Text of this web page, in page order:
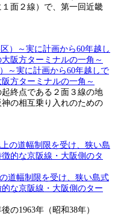
面２線）で、第一回近畿
～実に計画から60年越しで
方ターミナルの一角～
終点である２面３線の地
の相互乗り入れのための
道幅制限を受け、狭い島式
な京阪線・大阪側のター
の1963年（昭和38年）